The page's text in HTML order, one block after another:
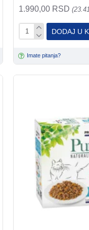
1.990,00 RSD
DODAJ U
Imate pitanja?